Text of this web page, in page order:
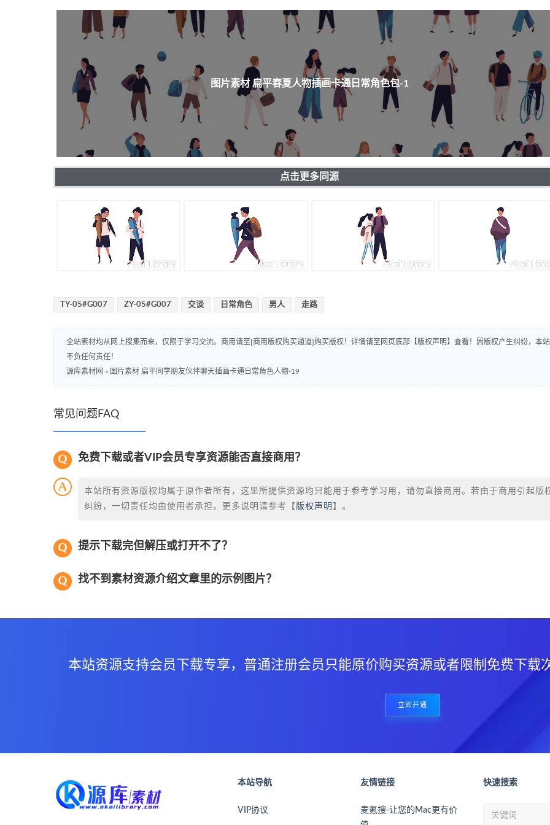
图片素材 扁平春夏人物插画卡通日常角色包-1
点击更多同源
TY-05#G007 ZY-05#G007 交谈 日常角色 男人 走路
全站素材均从网上搜集而来，仅限于学习交流。商用请至[商用版权购买通道]购买版权！详情请至网页底部【版权声明】查看！因版权产生纠纷，本站
不负任何责任！
源库素材网 » 图片素材 扁平同学朋友伙伴聊天插画卡通日常角色人物-19
常见问题FAQ
免费下载或者VIP会员专享资源能否直接商用？
本站所有资源版权均属于原作者所有，这里所提供资源均只能用于参考学习用，请勿直接商用。若由于商用引起版
纠纷，一切责任均由使用者承担。更多说明请参考【 版权声明 】。
提示下载完但解压或打开不了？
找不到素材资源介绍文章里的示例图片？
本站资源支持会员下载专享，普通注册会员只能原价购买资源或者限制免费下载
立即开通
本站导航
VIP协议
友情链接
麦氪搜-让您的Mac更有价
快速搜索